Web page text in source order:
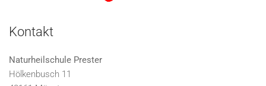
Kontakt
Naturheilschule Prester
Hölkenbusch 11